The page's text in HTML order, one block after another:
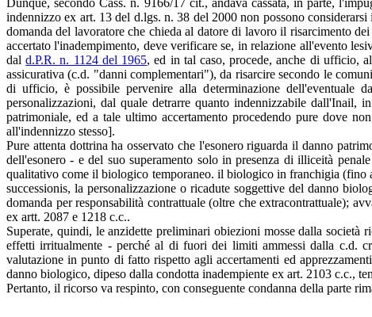
indennizzo ex art. 13 del d.lgs. n. 38 del 2000 non possono
domanda del lavoratore che chieda al datore di lavoro il risarcimento
accertato l'inadempimento, deve verificare se, in relazione all'evento
dald.P.R. n. 1124 del 1965, ed in tal caso, procede, anche di ufficio,
assicurativa (c.d. "danni complementari"), da risarcire secondo le
di ufficio, è possibile pervenire alla determinazione dell'eventuale
personalizzazioni, dal quale detrarre quanto indennizzabile dall'Inail,
patrimoniale, ed a tale ultimo accertamento procedendo pure dove
all'indennizzo stesso].
Pure attenta dottrina ha osservato che l'esonero riguarda il danno
dell'esonero - e del suo superamento solo in presenza di illiceità
qualitativo come il biologico temporaneo. il biologico in franchigia
successionis, la personalizzazione o ricadute soggettive del danno
domanda per responsabilità contrattuale (oltre che extracontrattuale);
ex artt. 2087 e 1218 c.c..
Superate, quindi, le anzidette preliminari obiezioni mosse dalla
effetti irritualmente - perché al di fuori dei limiti ammessi dalla c.d.
valutazione in punto di fatto rispetto agli accertamenti ed
danno biologico, dipeso dalla condotta inadempiente ex art. 2103 c.c.,
Pertanto, il ricorso va respinto, con conseguente condanna della parte